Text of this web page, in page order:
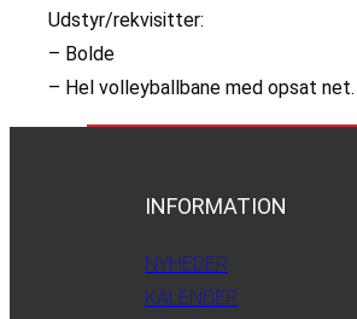
Udstyr/rekvisitter:
– Bolde
– Hel volleyballbane med opsat net.
INFORMATION
NYHEDER
KALENDER